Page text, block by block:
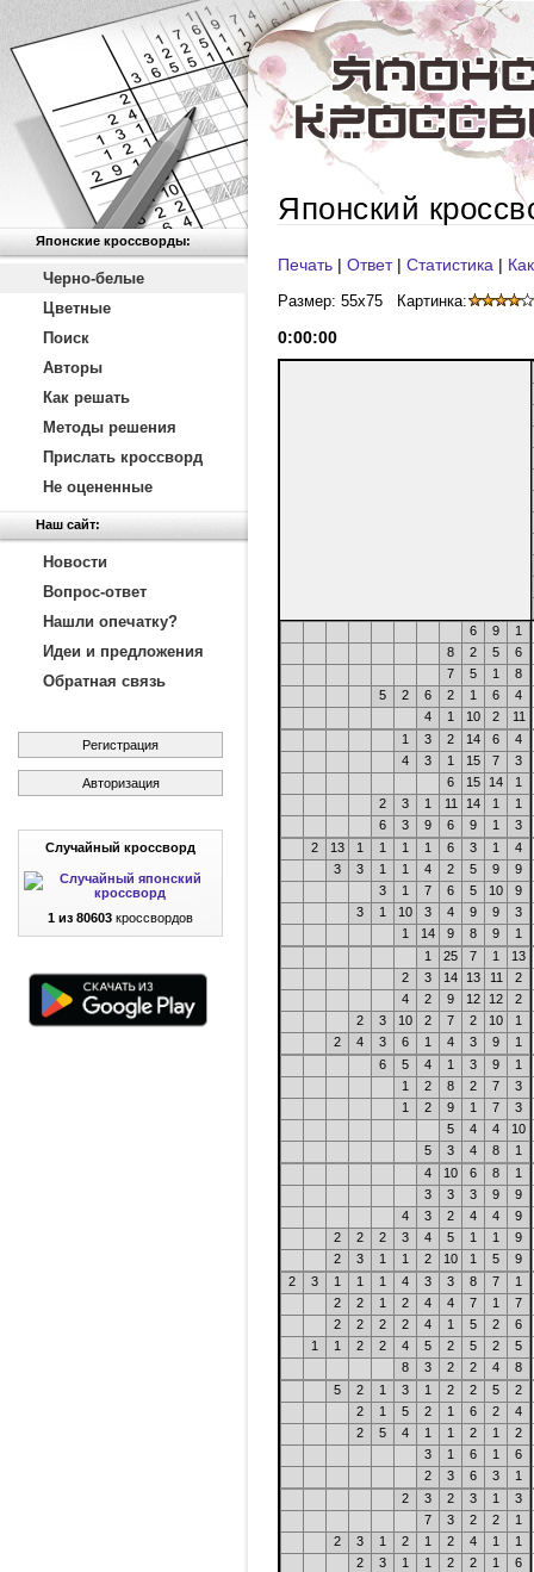
Японские кроссворды:
Черно-белые
Цветные
Поиск
Авторы
Как решать
Методы решения
Прислать кроссворд
Не оцененные
Наш сайт:
Новости
Вопрос-ответ
Нашли опечатку?
Идеи и предложения
Обратная связь
Регистрация
Авторизация
Случайный кроссворд
1 из 80603 кроссвордов
Японский
Печать | Ответ| Статистика |
Размер: 55x75 Картинка:
0:00:00
6 9
1
8
2 5
6
7
5 1
8
5
2 6 2 1 6
4
4
1 10 2
11
1
3 2 14 6
4
4
3 1 15 7
3
6
15 14
1
2
3 1 11 14 1
1
6
3 9 6 9 1
3
2
13 1 1 1 1 6 3 1
4
3
3 1 1 4 2 5 9
9
3
1 7 6 5 10
9
3
1 10 3 4 9 9
3
1
14 9 8 9
1
1
25 7 1
13
2
3 14 13 11
2
4
2 9 12 12
2
2
3 10 2 7 2 10
1
2
4 3 6 1 4 3 9
1
6
5 4 1 3 9
1
1
2 8 2 7
3
1
2 9 1 7
3
5
4 4
10
5
3 4 8
1
4
10 6 8
1
3
3 3 9
9
4
3 2 4 4
9
2
2 2 3 4 5 1 1
9
2
3 1 1 2 10 1 5
9
2
3 1 1 1 4 3 3 8 7
1
2
2 1 2 4 4 7 1
7
2
2 2 2 4 1 5 2
6
1
1 2 2 4 5 2 5 2
5
8
3 2 2 4
8
5
2 1 3 1 2 2 5
2
2
1 5 2 1 6 2
4
2
5 4 1 1 2 1
2
3
1 6 1
6
2
3 6 3
1
2
3 2 3 1
3
7
3 2 2
1
2
3 1 2 1 2 4 1
1
2
3 1 1 2 2 1
6